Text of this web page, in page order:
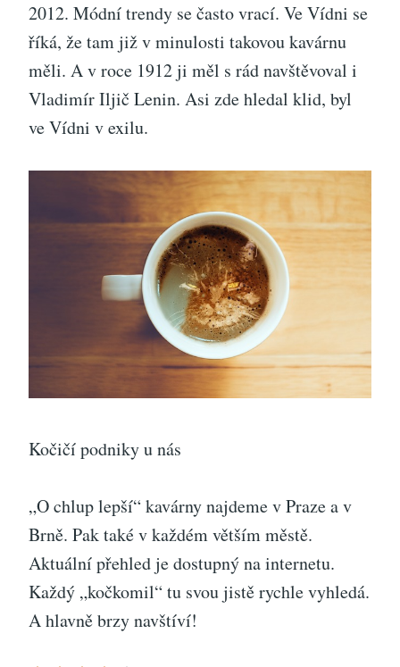
2012. Módní trendy se často vrací. Ve Vídni se
říká, že tam již v minulosti takovou kavárnu
měli. A v roce 1912 ji měl s rád navštěvoval i
Vladimír Iljič Lenin. Asi zde hledal klid, byl
ve Vídni v exilu.
Kočičí podniky u nás
„O chlup lepší“ kavárny najdeme v Praze a v
Brně. Pak také v každém větším městě.
Aktuální přehled je dostupný na internetu.
Každý „kočkomil“ tu svou jistě rychle vyhledá.
A hlavně brzy navštíví!